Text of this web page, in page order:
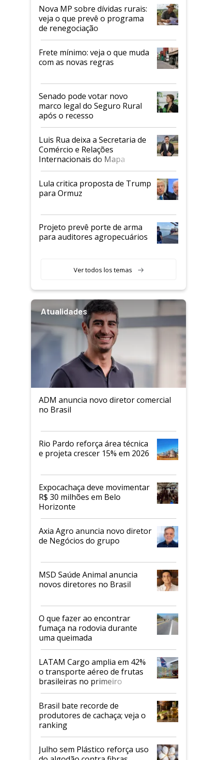
Nova MP sobre dívidas rurais:
veja o que prevê o programa
de renegociação
Frete mínimo: veja o que muda
com as novas regras
Senado pode votar novo
marco legal do Seguro Rural
após o recesso
Luis Rua deixa a Secretaria de
Comércio e Relações
Internacionais do Mapa
Lula critica proposta de Trump
para Ormuz
Projeto prevê porte de arma
para auditores agropecuários
Ver todos los temas
Atualidades
ADM anuncia novo diretor comercial
no Brasil
Rio Pardo reforça área técnica
e projeta crescer 15% em 2026
Expocachaça deve movimentar
R$ 30 milhões em Belo
Horizonte
Axia Agro anuncia novo diretor
de Negócios do grupo
MSD Saúde Animal anuncia
novos diretores no Brasil
O que fazer ao encontrar
fumaça na rodovia durante
uma queimada
LATAM Cargo amplia em 42%
o transporte aéreo de frutas
brasileiras no primeiro
semestre
Brasil bate recorde de
produtores de cachaça; veja o
ranking
Julho sem Plástico reforça uso